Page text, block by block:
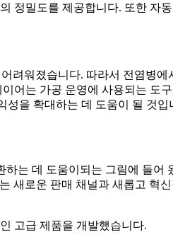
정밀도를 제공합니다. 또한 자
려워졌습니다. 따라서 전염병
어는 가공 운영에 사용되는 도
성을 확대하는 데 도움이 될 것입
는 데 도움이되는 그림에 들어
새로운 판매 채널과 새롭고 혁
고급 제품을 개발했습니다.